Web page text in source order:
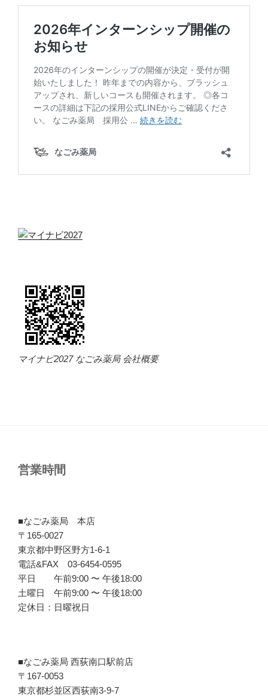
マイナビ2027 なごみ薬局 会社概要
営業時間
■なごみ薬局 本店
〒165-0027
東京都中野区野方1-6-1
電話&FAX 03-6454-0595
平日 午前9:00 〜 午後18:00
土曜日 午前9:00 〜 午後18:00
定休日：日曜祝日
■なごみ薬局 西荻南口駅前店
〒167-0053
東京都杉並区西荻南3-9-7